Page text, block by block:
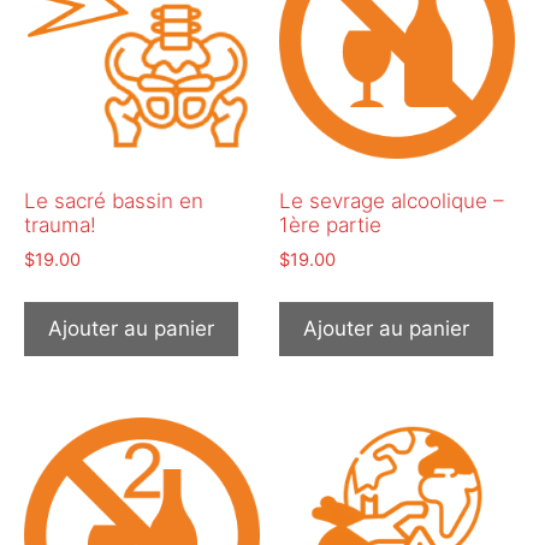
Le sacré bassin en
trauma!
$19.00
Ajouter au panier
Le sevrage alcoolique –
1ère partie
$19.00
Ajouter au panier